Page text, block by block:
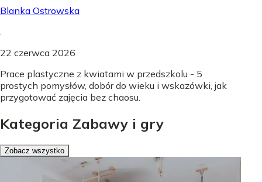
Blanka Ostrowska
.
22 czerwca 2026
Prace plastyczne z kwiatami w przedszkolu - 5
prostych pomysłów, dobór do wieku i wskazówki, jak
przygotować zajęcia bez chaosu.
Kategoria Zabawy i gry
Zobacz wszystko